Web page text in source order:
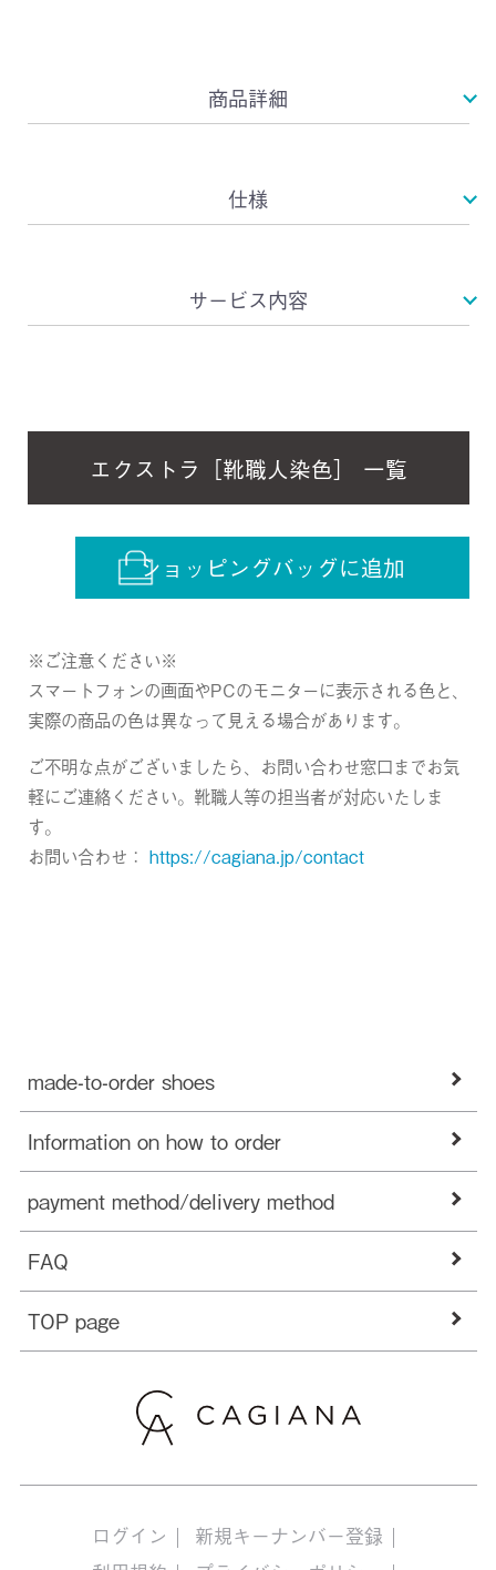
商品詳細
仕様
サービス内容
エクストラ［靴職人染色］ 一覧
ショッピングバッグに追加
※ご注意ください※
スマートフォンの画面やPCのモニターに表示される色と、
実際の商品の色は異なって見える場合があります。
ご不明な点がございましたら、お問い合わせ窓口までお気
軽にご連絡ください。靴職人等の担当者が対応いたしま
す。
お問い合わせ： https://cagiana.jp/contact
made-to-order shoes
Information on how to order
payment method/delivery method
FAQ
TOP page
ログイン
新規キーナンバー登録